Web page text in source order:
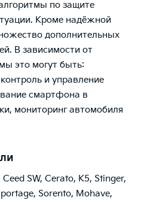
по защите
Кроме надёжной
дополнительных
В зависимости от
это могут быть:
и управление
смартфона в
мониторинг автомобиля
Ceed SW, Cerato, K5, Stinger,
, Sorento, Mohave,